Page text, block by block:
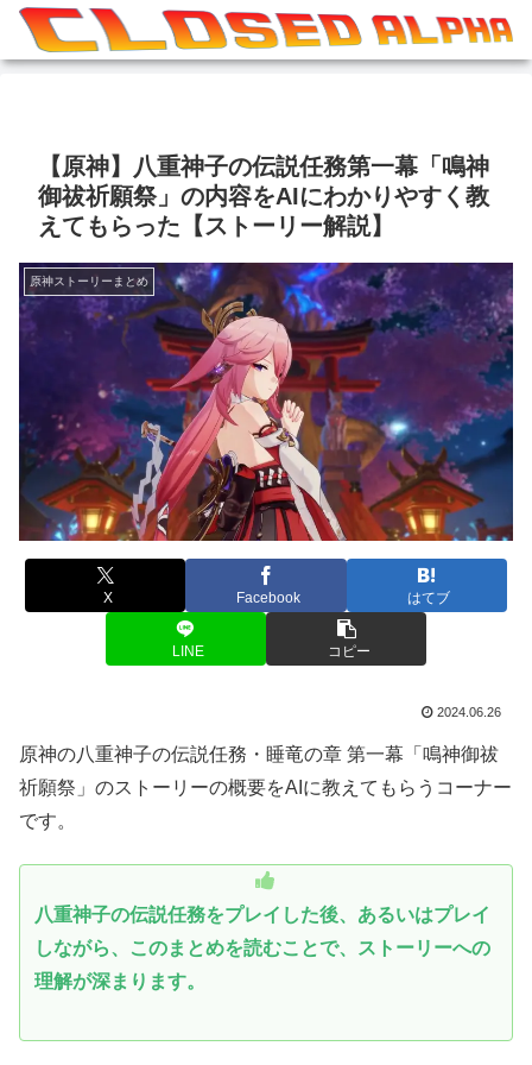
【原神】八重神子の伝説任務第一幕「鳴神
御祓祈願祭」の内容をAIにわかりやすく教
えてもらった【ストーリー解説】
原神ストーリーまとめ
X Facebook はてブ
LINE コピー
2024.06.26
原神の八重神子の伝説任務・睡竜の章 第一幕「鳴神御祓
祈願祭」のストーリーの概要をAIに教えてもらうコーナー
です。
八重神子の伝説任務をプレイした後、あるいはプレイ
しながら、このまとめを読むことで、ストーリーへの
理解が深まります。